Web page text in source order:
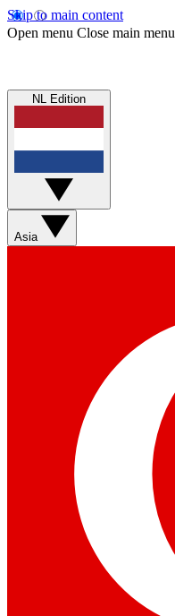
Skip to main content
Open menu Close main menu
NL Edition
Asia